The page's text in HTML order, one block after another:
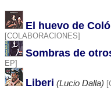
El huevo de
[COLABORACIONES]
Sombras de
EP]
Liberi (Lucio Dalla)